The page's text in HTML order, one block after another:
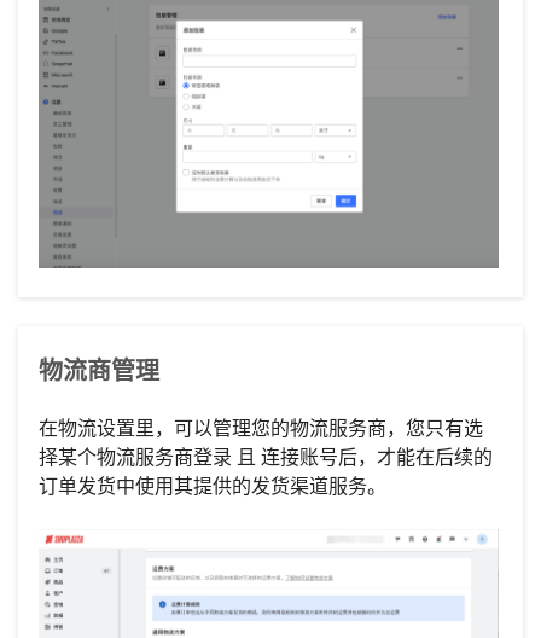
物流商管理
在物流设置里，可以管理您的物流服务商，您只有选
择某个物流服务商登录 且 连接账号后，才能在后续的
订单发货中使用其提供的发货渠道服务。